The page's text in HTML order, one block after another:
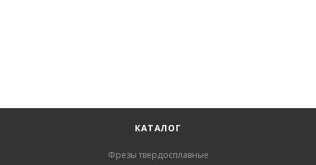
КАТАЛОГ
Фрезы твердосплавные